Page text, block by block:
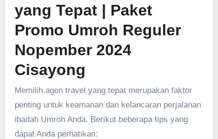
yang Tepat| Paket
Promo Umroh Reguler
Nopember 2024
Cisayong
Memilih agen travel yang tepat merupakan faktor
penting untuk keamanan dan kelancaran perjalanan
ibadah Umroh Anda. Berikut beberapa tips yang
dapat Anda perhatikan: